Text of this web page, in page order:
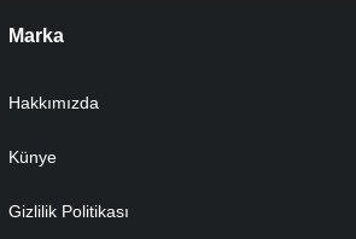
Marka
Hakkımızda
Künye
Gizlilik Politikası